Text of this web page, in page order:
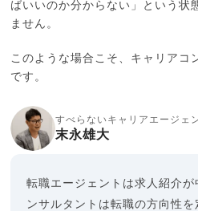
ばいいのか分からない」という状
ません。
このような場合こそ、キャリアコ
です。
すべらないキャリアエージェ
末永雄大
転職エージェントは求人紹介が
ンサルタントは転職の方向性